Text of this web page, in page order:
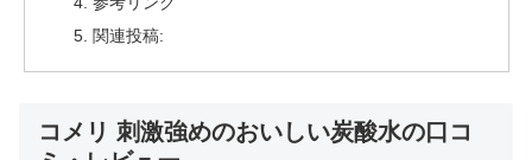
関連投稿:
コメリ 刺激強めのおいしい炭酸水の口コ